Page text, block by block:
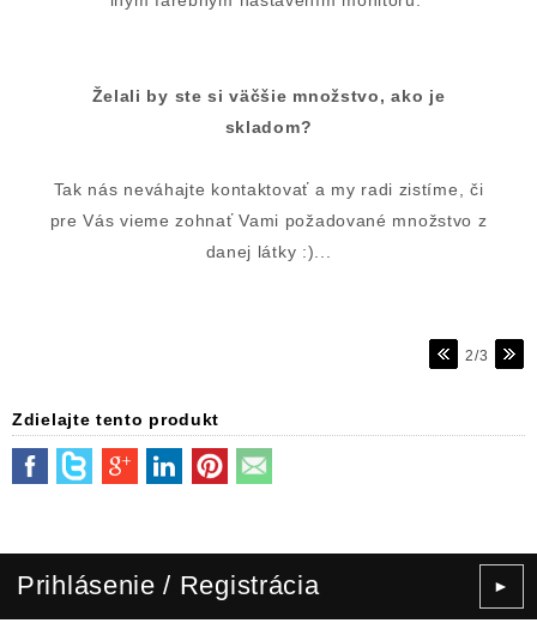
Želali by ste si väčšie množstvo, ako je
skladom?
Tak nás neváhajte kontaktovať a my radi zistíme, či
pre Vás vieme zohnať Vami požadované množstvo z
danej látky :)...
2/3
Zdielajte tento produkt
Prihlásenie / Registrácia ►